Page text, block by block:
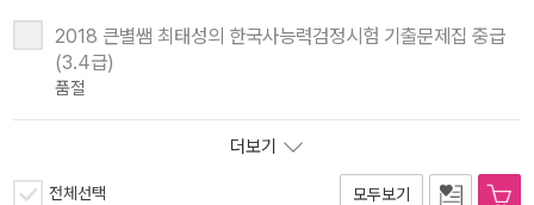
2018 큰별쌤 최태성의 한국사능력검정시험 기출문제집 중급
(3.4급)
품절
더보기
전체선택 모두보기